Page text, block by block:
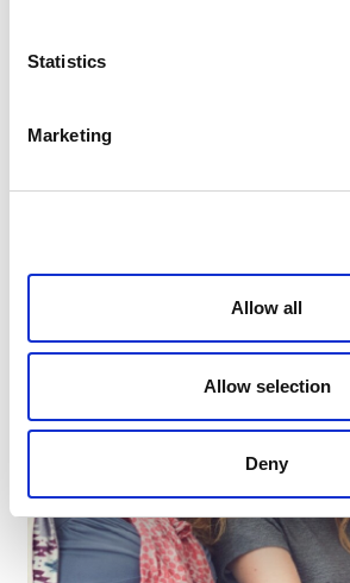
Statistics
Marketing
Allow all
Allow selection
Deny